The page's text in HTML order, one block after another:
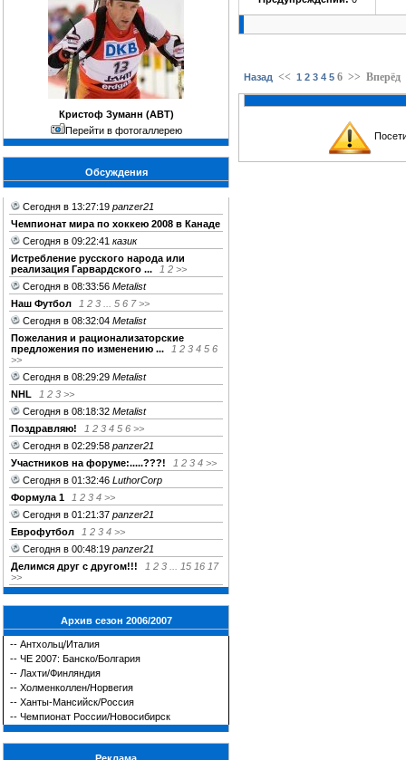
Кристоф Зуманн (АВТ)
Перейти в фотогаллерею
Обсуждения
Сегодня в 13:27:19 panzer21
Чемпионат мира по хоккею 2008 в Канаде
Сегодня в 09:22:41 казик
Истребление русского народа или
реализация Гарвардского ...
1 2 >>
Сегодня в 08:33:56 Metalist
Наш Футбол
1 2 3 5 6 7 >>
Сегодня в 08:32:04 Metalist
Пожелания и рационализаторские
предложения по изменению ...
1 2 3 4 5 6
>>
Сегодня в 08:29:29 Metalist
NHL
1 2 3 >>
Сегодня в 08:18:32 Metalist
Поздравляю!
1 2 3 4 5 6 >>
Сегодня в 02:29:58 panzer21
Участников на форуме:.....???!
1 2 3 4 >>
Сегодня в 01:32:46 LuthorCorp
Формула 1
1 2 3 4 >>
Сегодня в 01:21:37 panzer21
Еврофутбол
1 2 3 4 >>
Сегодня в 00:48:19 panzer21
Делимся друг c другом!!!
1 2 3 15 16 17
>>
Архив сезон 2006/2007
-- Антхольц/Италия
-- ЧЕ 2007: Банско/Болгария
-- Лахти/Финляндия
-- Холменколлен/Норвегия
-- Ханты-Мансийск/Россия
-- Чемпионат России/Новосибирск
Назад << 1 2 3 4 5 6 >> Вперёд